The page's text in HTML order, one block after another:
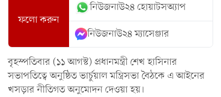
ফলো করুন
নিউজনাউ২৪ হোয়াটসঅ্যাপ
নিউজনাউ২৪ ম্যাসেঞ্জার
বৃহস্পতিবার (১১ আগস্ট) প্রধানমন্ত্রী শেখ হাসিনার
সভাপতিত্বে অনুষ্ঠিত ভার্চুয়াল মন্ত্রিসভা বৈঠকে এ আইনের
খসড়ার নীতিগত অনুমোদন দেওয়া হয়।